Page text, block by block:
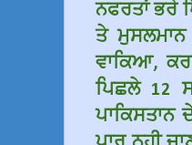
ਨਫਰਤਾਂ ਭਰੇ
ਤੇ
ਵਾਕਿਆ,
ਪਿਛਲੇ 12